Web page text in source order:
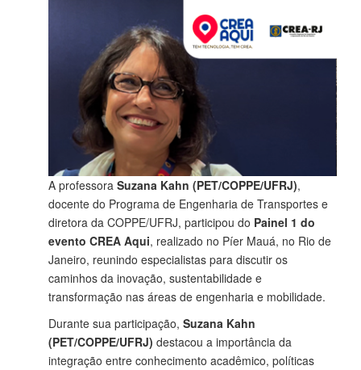
A professora Suzana Kahn (PET/COPPE/UFRJ),
docente do Programa de Engenharia de Transportes e
diretora da COPPE/UFRJ, participou do Painel 1 do
evento CREA Aqui, realizado no Píer Mauá, no Rio de
Janeiro, reunindo especialistas para discutir os
caminhos da inovação, sustentabilidade e
transformação nas áreas de engenharia e mobilidade.
Durante sua participação, Suzana Kahn
(PET/COPPE/UFRJ) destacou a importância da
integração entre conhecimento acadêmico, políticas